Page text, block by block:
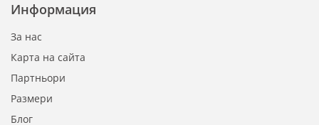
Информация
За нас
Карта на сайта
Партньори
Размери
Блог